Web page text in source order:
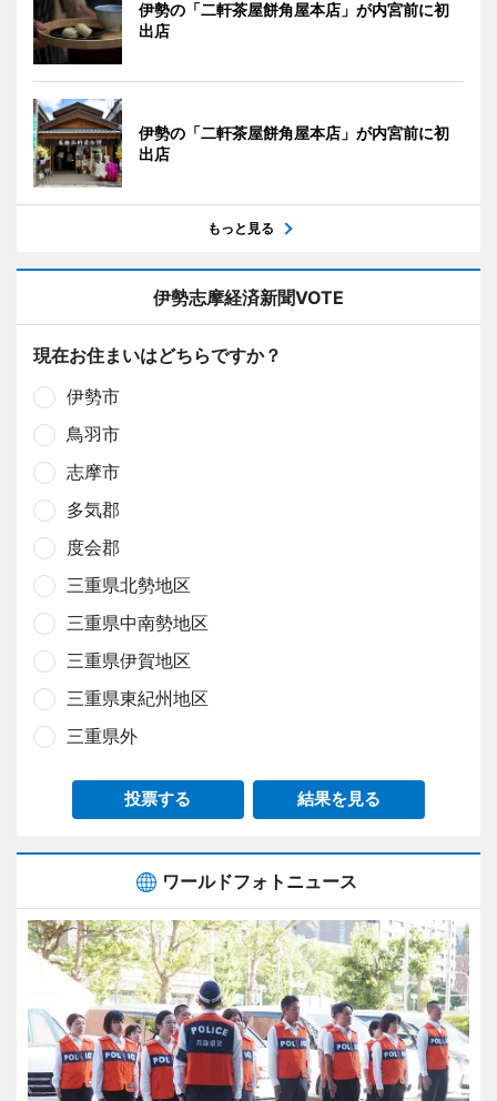
伊勢の「二軒茶屋餅角屋本店」が内宮前に初
出店
伊勢の「二軒茶屋餅角屋本店」が内宮前に初
出店
もっと見る
伊勢志摩経済新聞VOTE
現在お住まいはどちらですか？
伊勢市
鳥羽市
志摩市
多気郡
度会郡
三重県北勢地区
三重県中南勢地区
三重県伊賀地区
三重県東紀州地区
三重県外
投票する 結果を見る
ワールドフォトニュース